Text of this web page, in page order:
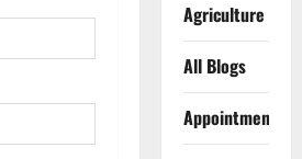
Agriculture
All Blogs
Appointments